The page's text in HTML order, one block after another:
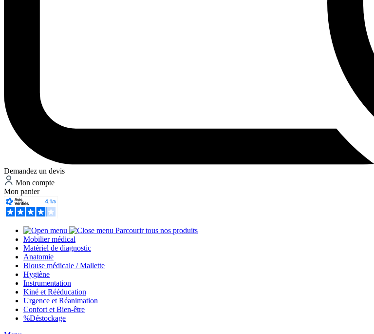
Demandez un devis
Mon compte
Mon panier
Parcourir tous nos produits
Mobilier médical
Matériel de diagnostic
Anatomie
Blouse médicale / Mallette
Hygiène
Instrumentation
Kiné et Rééducation
Urgence et Réanimation
Confort et Bien-être
%Déstockage